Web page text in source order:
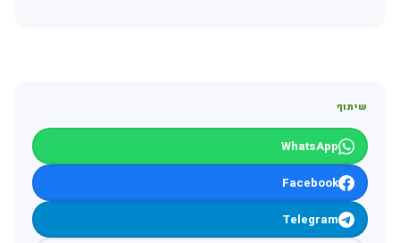
שיתוף
WhatsApp
Facebook
Telegram